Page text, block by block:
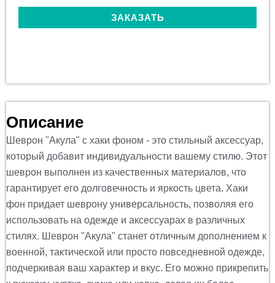
ЗАКАЗАТЬ
Описание
Шеврон "Акула" с хаки фоном - это стильный аксессуар,
который добавит индивидуальности вашему стилю. Этот
шеврон выполнен из качественных материалов, что
гарантирует его долговечность и яркость цвета. Хаки
фон придает шеврону универсальность, позволяя его
использовать на одежде и аксессуарах в различных
стилях. Шеврон "Акула" станет отличным дополнением к
военной, тактической или просто повседневной одежде,
подчеркивая ваш характер и вкус. Его можно прикрепить